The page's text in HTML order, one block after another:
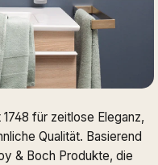
für zeitlose Eleganz,
Qualität. Basierend
& Boch Produkte, die